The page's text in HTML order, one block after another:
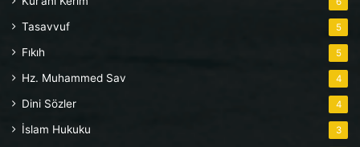
Tasavvuf 5
Fıkıh 5
Hz. Muhammed Sav 4
Dini Sözler 4
İslam Hukuku 3